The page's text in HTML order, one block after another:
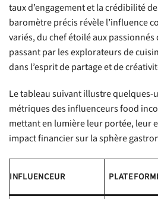
taux d’engagement et la crédibilité
baromètre précis révèle l’influence
variés, du chef étoilé aux
passant par les explorateurs de
dans l’esprit de partage et de
Le tableau suivant illustre quelques-
métriques des influenceurs food
mettant en lumière leur portée, leur
impact financier sur la sphère
INFLUENCEUR